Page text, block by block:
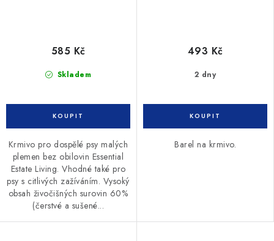
Skladem
585 Kč
Krmivo pro dospělé psy malých
plemen bez obilovin Essential
Estate Living. Vhodné také pro
psy s citlivých zažíváním. Vysoký
obsah živočišných surovin 60%
(čerstvé a sušené...
2 dny
493 Kč
Barel na krmivo.